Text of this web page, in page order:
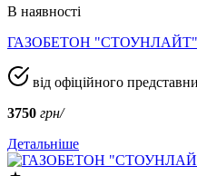
В наявності
ГАЗОБЕТОН "СТОУНЛАЙТ"
від офіційного
3750 грн/
Детальніше